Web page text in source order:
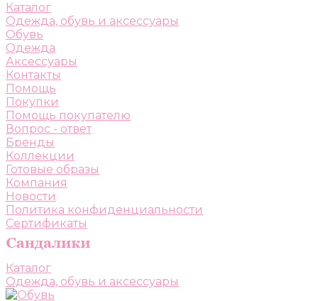
Каталог
Одежда, обувь и аксессуары
Обувь
Одежда
Аксессуары
Контакты
Помощь
Покупки
Помощь покупателю
Вопрос - ответ
Бренды
Коллекции
Готовые образы
Компания
Новости
Политика конфиденциальности
Сертификаты
Каталог
Одежда, обувь и аксессуары